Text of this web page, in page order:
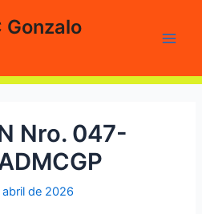
Gonzalo
Nro. 047-
abril de 2026